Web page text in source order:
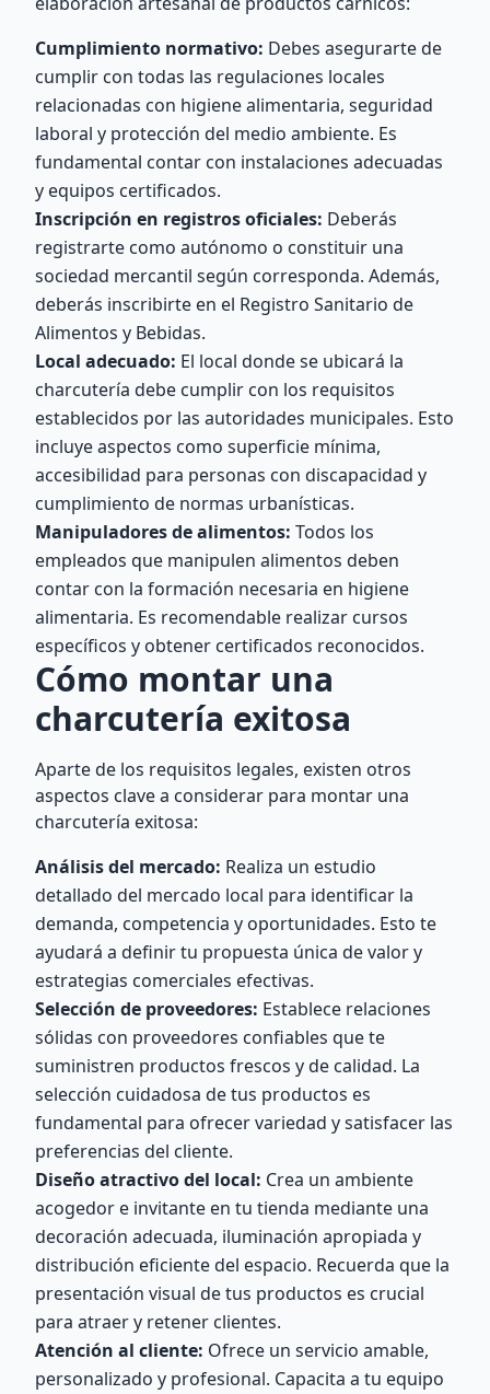
Cumplimiento normativo: Debes asegurarte de
cumplir con todas las regulaciones locales
relacionadas con higiene alimentaria, seguridad
laboral y protección del medio ambiente. Es
fundamental contar con instalaciones adecuadas
y equipos certificados.
Inscripción en registros oficiales: Deberás
registrarte como autónomo o constituir una
sociedad mercantil según corresponda. Además,
deberás inscribirte en el Registro Sanitario de
Alimentos y Bebidas.
Local adecuado: El local donde se ubicará la
charcutería debe cumplir con los requisitos
establecidos por las autoridades municipales. Esto
incluye aspectos como superficie mínima,
accesibilidad para personas con discapacidad y
cumplimiento de normas urbanísticas.
Manipuladores de alimentos: Todos los
empleados que manipulen alimentos deben
contar con la formación necesaria en higiene
alimentaria. Es recomendable realizar cursos
específicos y obtener certificados reconocidos.
Cómo montar una
charcutería exitosa
Aparte de los requisitos legales, existen otros
aspectos clave a considerar para montar una
charcutería exitosa:
Análisis del mercado: Realiza un estudio
detallado del mercado local para identificar la
demanda, competencia y oportunidades. Esto te
ayudará a definir tu propuesta única de valor y
estrategias comerciales efectivas.
Selección de proveedores: Establece relaciones
sólidas con proveedores confiables que te
suministren productos frescos y de calidad. La
selección cuidadosa de tus productos es
fundamental para ofrecer variedad y satisfacer las
preferencias del cliente.
Diseño atractivo del local: Crea un ambiente
acogedor e invitante en tu tienda mediante una
decoración adecuada, iluminación apropiada y
distribución eficiente del espacio. Recuerda que la
presentación visual de tus productos es crucial
para atraer y retener clientes.
Atención al cliente: Ofrece un servicio amable,
personalizado y profesional. Capacita a tu equipo